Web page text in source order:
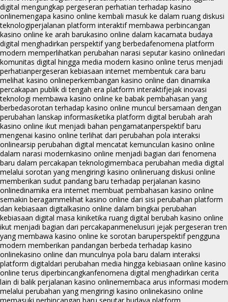
digital mengungkap pergeseran perhatian terhadap kasino
onlinemengapa kasino online kembali masuk ke dalam ruang diskusi
teknologiperjalanan platform interaktif membawa perbincangan
kasino online ke arah barukasino online dalam kacamata budaya
digital menghadirkan perspektif yang berbedafenomena platform
modern memperlihatkan perubahan narasi seputar kasino onlinedari
komunitas digital hingga media modern kasino online terus menjadi
perhatianpergeseran kebiasaan internet membentuk cara baru
melihat kasino onlineperkembangan kasino online dan dinamika
percakapan publik di tengah era platform interaktifjejak inovasi
teknologi membawa kasino online ke babak pembahasan yang
berbedasorotan terhadap kasino online muncul bersamaan dengan
perubahan lanskap informasiketika platform digital berubah arah
kasino online ikut menjadi bahan pengamatanperspektif baru
mengenai kasino online terlihat dari perubahan pola interaksi
onlinearsip perubahan digital mencatat kemunculan kasino online
dalam narasi modernkasino online menjadi bagian dari fenomena
baru dalam percakapan teknologimembaca perubahan media digital
melalui sorotan yang mengiringi kasino onlineruang diskusi online
memberikan sudut pandang baru terhadap perjalanan kasino
onlinedinamika era internet membuat pembahasan kasino online
semakin beragammelihat kasino online dari sisi perubahan platform
dan kebiasaan digitalkasino online dalam bingkai perubahan
kebiasaan digital masa kiniketika ruang digital berubah kasino online
ikut menjadi bagian dari percakapanmenelusuri jejak pergeseran tren
yang membawa kasino online ke sorotan baruperspektif pengguna
modern memberikan pandangan berbeda terhadap kasino
onlinekasino online dan munculnya pola baru dalam interaksi
platform digitaldari perubahan media hingga kebiasaan online kasino
online terus diperbincangkanfenomena digital menghadirkan cerita
lain di balik perjalanan kasino onlinemembaca arus informasi modern
melalui perubahan yang mengiringi kasino onlinekasino online